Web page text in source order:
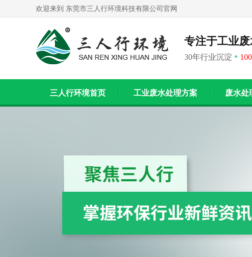
欢迎来到 东莞市三人行环境科技有限公司官网
专注于工业
30年行业沉淀 *
三人行环境首页 工业废水处理方案 废水处